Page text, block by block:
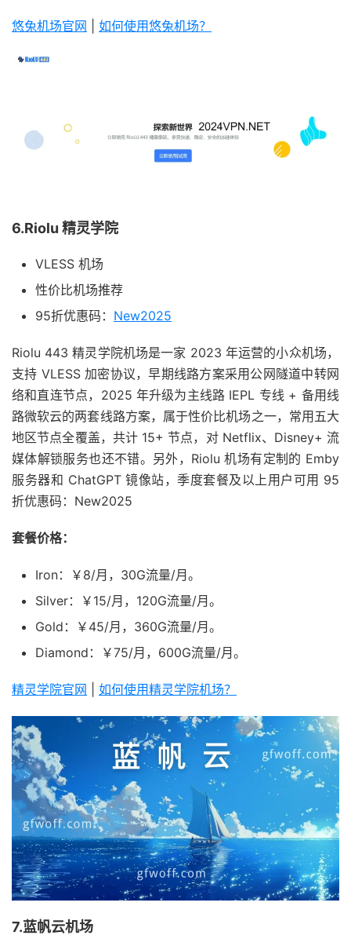
悠兔机场官网 如何使用悠兔机场？
6.Riolu 精灵学院
VLESS 机场
性价比机场推荐
95折优惠码： New2025
Riolu 443 精灵学院机场是一家 2023 年运营的小众机场，
支持 VLESS 加密协议，早期线路方案采用公网隧道中转网
络和直连节点，2025 年升级为主线路 IEPL 专线 + 备用线
路微软云的两套线路方案，属于性价比机场之一，常用五大
地区节点全覆盖，共计 15+ 节点，对 Netflix、Disney+ 流
媒体解锁服务也还不错。另外，Riolu 机场有定制的 Emby
服务器和 ChatGPT 镜像站，季度套餐及以上用户可用 95
折优惠码：New2025
套餐价格：
Iron：￥8/月，30G流量/月。
Silver：￥15/月，120G流量/月。
Gold：￥45/月，360G流量/月。
Diamond：￥75/月，600G流量/月。
精灵学院官网 如何使用精灵学院机场？
7.蓝帆云机场